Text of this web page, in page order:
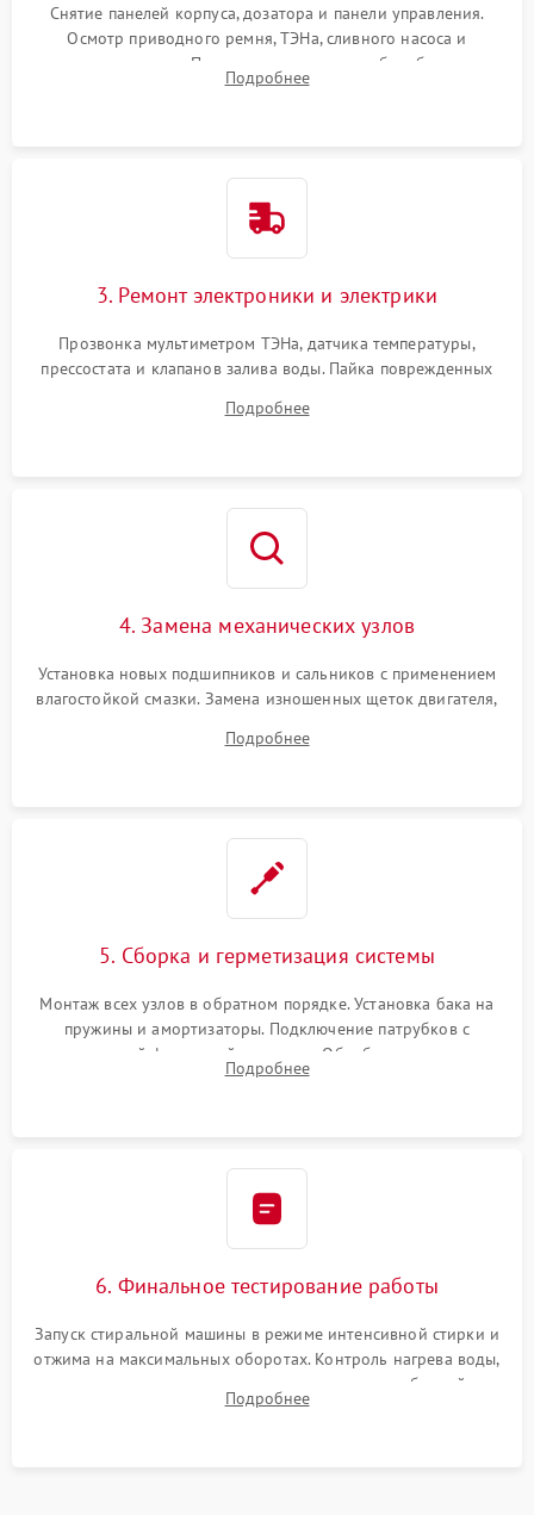
Снятие панелей корпуса, дозатора и панели управления.
Осмотр приводного ремня, ТЭНа, сливного насоса и
амортизаторов. Проверка подшипников барабана и
крестовины на износ, а манжеты люка на разрывы.
Подробнее
3. Ремонт электроники и электрики
Прозвонка мультиметром ТЭНа, датчика температуры,
прессостата и клапанов залива воды. Пайка поврежденных
Восстановление целостности проводки и контактов.
Подробнее
4. Замена механических узлов
Установка новых подшипников и сальников с применением
влагостойкой смазки. Замена изношенных щеток двигателя,
или поврежденной резиновой манжеты.
Подробнее
5. Сборка и герметизация системы
Монтаж всех узлов в обратном порядке. Установка бака на
пружины и амортизаторы. Подключение патрубков с
надежной фиксацией хомутами. Обработка стыков
герметиком для предотвращения возможных протечек воды.
Подробнее
6. Финальное тестирование работы
Запуск стиральной машины в режиме интенсивной стирки и
отжима на максимальных оборотах. Контроль нагрева воды,
корректности слива, отсутствия излишних вибраций,
посторонних стуков и протечек под корпусом.
Подробнее